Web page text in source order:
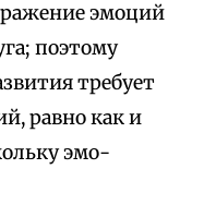
эмоций
поэтому
требует
равно как и
эмо-